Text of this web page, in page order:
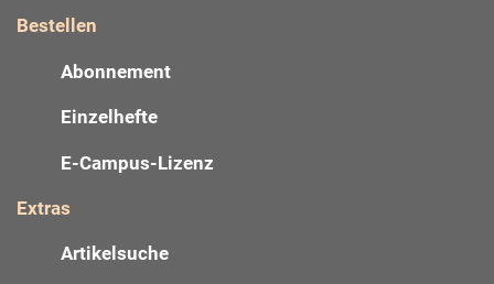
Bestellen
Abonnement
Einzelhefte
E-Campus-Lizenz
Extras
Artikelsuche